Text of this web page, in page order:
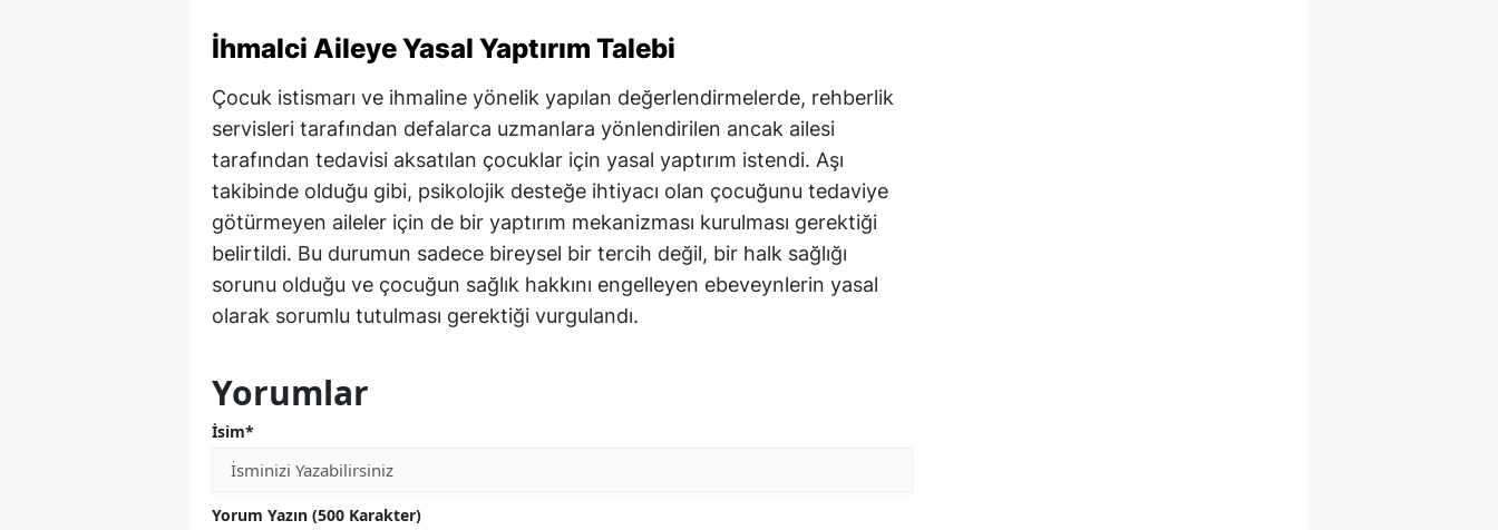
İhmalci Aileye Yasal Yaptırım Talebi
Çocuk istismarı ve ihmaline yönelik yapılan değerlendirmelerde, rehberlik
servisleri tarafından defalarca uzmanlara yönlendirilen ancak ailesi
tarafından tedavisi aksatılan çocuklar için yasal yaptırım istendi. Aşı
takibinde olduğu gibi, psikolojik desteğe ihtiyacı olan çocuğunu tedaviye
götürmeyen aileler için de bir yaptırım mekanizması kurulması gerektiği
belirtildi. Bu durumun sadece bireysel bir tercih değil, bir halk sağlığı
sorunu olduğu ve çocuğun sağlık hakkını engelleyen ebeveynlerin yasal
olarak sorumlu tutulması gerektiği vurgulandı.
Yorumlar
İsim*
Yorum Yazın (500 Karakter)